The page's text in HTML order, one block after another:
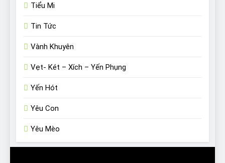
Tiểu Mi
Tin Tức
Vành Khuyên
Vẹt- Két – Xích – Yến Phụng
Yến Hót
Yêu Con
Yêu Mèo